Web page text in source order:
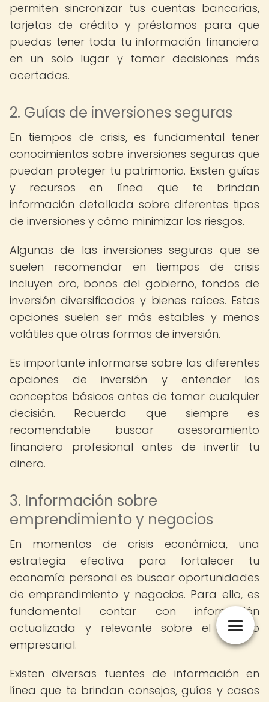
permiten sincronizar tus cuentas bancarias,
tarjetas de crédito y préstamos para que
puedas tener toda tu información financiera
en un solo lugar y tomar decisiones más
acertadas.
2. Guías de inversiones seguras
En tiempos de crisis, es fundamental tener
conocimientos sobre inversiones seguras que
puedan proteger tu patrimonio. Existen guías
y recursos en línea que te brindan
información detallada sobre diferentes tipos
de inversiones y cómo minimizar los riesgos.
Algunas de las inversiones seguras que se
suelen recomendar en tiempos de crisis
incluyen oro, bonos del gobierno, fondos de
inversión diversificados y bienes raíces. Estas
opciones suelen ser más estables y menos
volátiles que otras formas de inversión.
Es importante informarse sobre las diferentes
opciones de inversión y entender los
conceptos básicos antes de tomar cualquier
decisión. Recuerda que siempre es
recomendable buscar asesoramiento
financiero profesional antes de invertir tu
dinero.
3. Información sobre
emprendimiento y negocios
En momentos de crisis económica, una
estrategia efectiva para fortalecer tu
economía personal es buscar oportunidades
de emprendimiento y negocios. Para ello, es
fundamental contar con información
actualizada y relevante sobre el mundo
empresarial.
Existen diversas fuentes de información en
línea que te brindan consejos, guías y casos